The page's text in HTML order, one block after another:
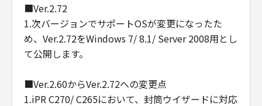
■Ver.2.72
1.次バージョンでサポートOSが変更になったた
め、Ver.2.72をWindows 7/ 8.1/ Server 2008用とし
て公開します。
■Ver.2.60からVer.2.72への変更点
1.iPR C270/ C265において、封筒ウイザードに対応